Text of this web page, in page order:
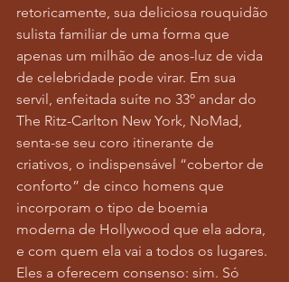
retoricamente, sua deliciosa rouquidão
sulista familiar de uma forma que
apenas um milhão de anos-luz de vida
de celebridade pode virar. Em sua
servil, enfeitada suíte no 33º andar do
The Ritz-Carlton New York, NoMad,
senta-se seu coro itinerante de
criativos, o indispensável “cobertor de
conforto” de cinco homens que
incorporam o tipo de boemia
moderna de Hollywood que ela adora,
e com quem ela vai a todos os lugares.
Eles a oferecem consenso: sim. Só